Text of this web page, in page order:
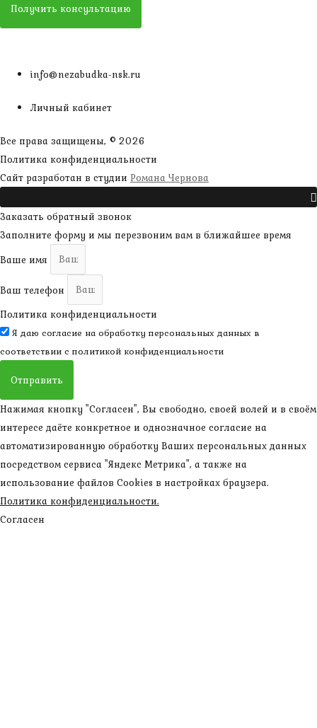
Получить консультацию
info@nezabudka-nsk.ru
Личный кабинет
Все права защищены, © 2026
Политика конфиденциальности
Сайт разработан в студии Романа Чернова
Заказать обратный звонок
Заполните форму и мы перезвоним вам в ближайшее время
Ваше имя
Ваш телефон
Политика конфиденциальности
Я даю согласие на обработку персональных данных в
соответствии с политикой конфиденциальности
Отправить
Нажимая кнопку "Согласен", Вы свободно, своей волей и в своём
интересе даёте конкретное и однозначное согласие на
автоматизированную обработку Ваших персональных данных
посредством сервиса "Яндекс Метрика", а также на
использование файлов Cookies в настройках браузера.
Политика конфиденциальности.
Согласен